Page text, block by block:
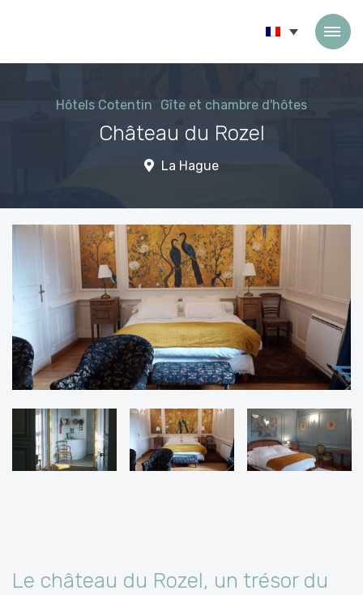
Hôtels Cotentin Gîte et chambre d'hôtes
Château du Rozel
La Hague
Le château du Rozel, un trésor du